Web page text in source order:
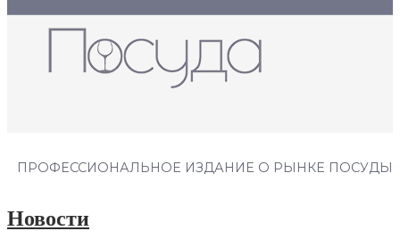
ПРОФЕССИОНАЛЬНОЕ ИЗДАНИЕ О РЫНКЕ ПОСУДЫ
Новости